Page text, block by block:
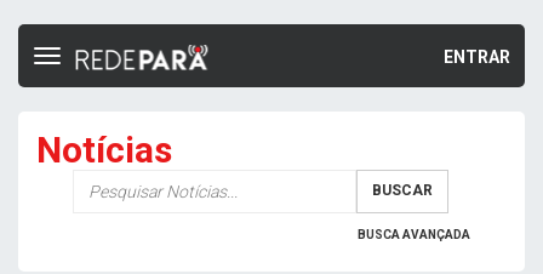
ENTRAR
Toggle
Notícias
BUSCAR
BUSCA AVANÇADA